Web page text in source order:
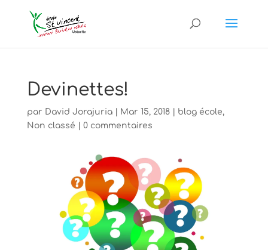
Devinettes!
par David Jorajuria| Mar 15, 2018| blog école,
Non classé
0 commentaires